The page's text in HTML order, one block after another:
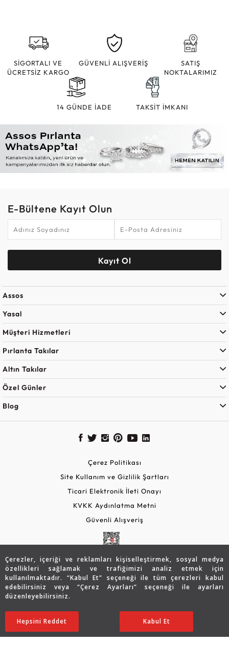
Çerezler, içeriği ve reklamları kişiselleştirmek, sosyal medya
özellikleri sağlamak ve trafiğimizi analiz etmek için
kullanılmaktadır. “Kabul Et” seçeneği ile tüm çerezleri kabul
edebilirsiniz veya “Çerez Ayarları” seçeneği ile ayarları
düzenleyebilirsiniz.
Ayarları Düzenle
Hepsini Reddet Kabul Et
40.219TL SATIN ALIN
SİGORTALI VE
ÜCRETSİZ KARGO
GÜVENLİ ALIŞVERİŞ
SATIŞ
NOKTALARIMIZ
14 GÜNDE İADE TAKSİT İMKANI
E-Bültene Kayıt Olun
Kayıt Ol
Assos
Yasal
Müşteri Hizmetleri
Pırlanta Takılar
Altın Takılar
Özel Günler
Blog
Çerez Politikası
Site Kullanım ve Gizlilik Şartları
Ticari Elektronik İleti Onayı
KVKK Aydınlatma Metni
Güvenli Alışveriş
Copyright © 2026 Assos Pırlanta - Bu sitenin tüm hakları